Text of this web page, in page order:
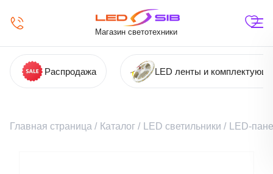
Магазин светотехники
Распродажа LED ленты и
Главная страница / Каталог / LED светильники / LED-